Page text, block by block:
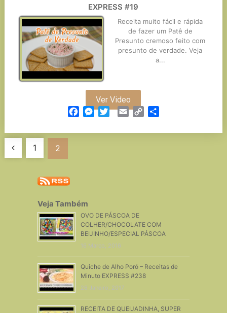
EXPRESS #19
Receita muito fácil e rápida
de fazer um Patê de
Presunto cremoso feito com
presunto de verdade. Veja
a...
Ver Video
Facebook
Messenger
TwitterEmail Copy
Navegação
artigos
1 2
Veja Também
OVO DE PÁSCOA DE
COLHER/CHOCOLATE COM
BEIJINHO/ESPECIAL PÁSCOA
16 Março, 2016
Quiche de Alho Poró – Receitas de
Minuto EXPRESS #238
26 Janeiro, 2017
RECEITA DE QUEIJADINHA, SUPER